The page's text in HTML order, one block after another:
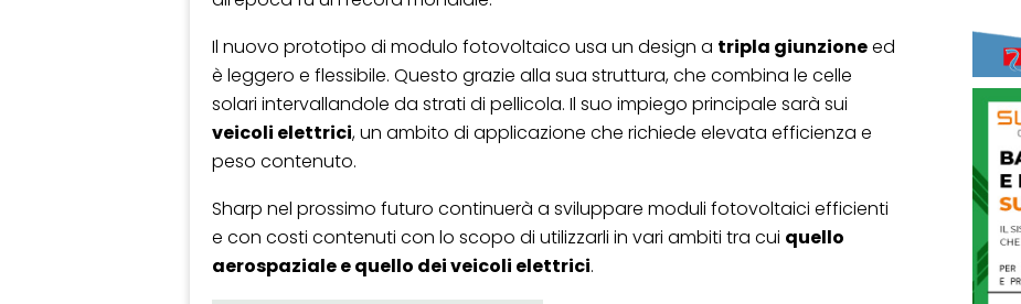
Il nuovo prototipo di modulo fotovoltaico usa un design a tripla giunzioneed
è leggero e flessibile. Questo grazie alla sua struttura, che combina le celle
solari intervallandole da strati di pellicola. Il suo impiego principale sarà sui
veicoli elettrici, un ambito di applicazione che richiede elevata efficienza e
peso contenuto.
Sharp nel prossimo futuro continuerà a sviluppare moduli fotovoltaici efficienti
e con costi contenuti con lo scopo di utilizzarli in vari ambiti tra cui quello
aerospaziale e quello dei veicoli elettrici.